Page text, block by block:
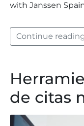
with Janssen
Continue
de citas